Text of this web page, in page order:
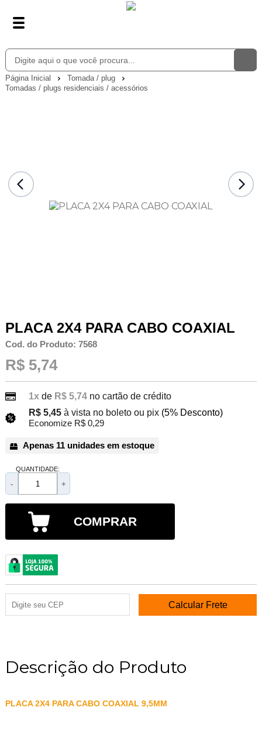
Página Inicial
Tomada / plug
Tomadas / plugs residenciais / acessórios
PLACA 2X4 PARA CABO COAXIAL
Cod. do Produto: 7568
R$ 5,74
1xde R$ 5,74 no cartão de crédito
R$ 5,45 à vista no boleto ou pix (5% Desconto)
Economize R$ 0,29
Apenas 11 unidades em estoque
QUANTIDADE:
- +
COMPRAR
Descrição do Produto
PLACA 2X4 PARA CABO COAXIAL 9,5MM